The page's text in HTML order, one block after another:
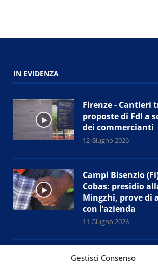
Gestisci Consenso
IN EVIDENZA
Firenze - Cantieri
proposte di FdI a
dei commercianti
12 Giugno 2026
Campi Bisenzio
Cobas: presidio
Mingzhi, prove di
con l’azienda
11 Giugno 2026
Prato - Nuova